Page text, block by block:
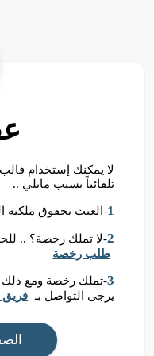
تلقائياً بسبب مايلي ..
1-العبث بحقوق ملكية
2-لا تملك رخصة؟ ..
طلب رخصة
3-تملك رخصة ومع ذلك
يرجى التواصل بـ فريق